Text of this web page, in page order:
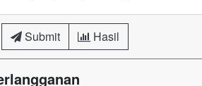
Submit Hasil